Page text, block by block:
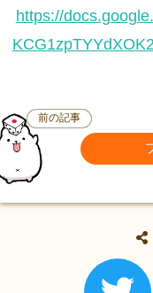
https://
前の記事